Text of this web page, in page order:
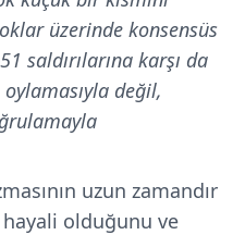
üzerinde konsensüs
saldırılarına karşı da
oylamasıyla değil,
uzun zamandır
olduğunu ve